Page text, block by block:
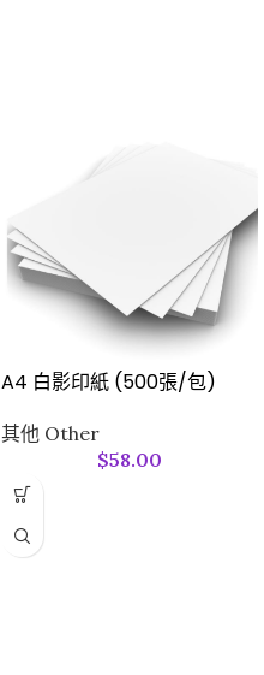
A4 白影印紙 (500張/包)
其他 Other
$58.00